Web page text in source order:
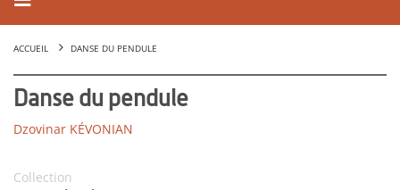
ACCUEIL DANSE DU PENDULE
Danse du pendule
Dzovinar KÉVONIAN
Collection